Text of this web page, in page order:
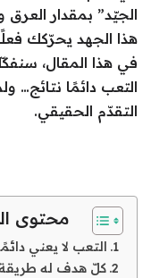
الجيّد” بمقدار العرق
هذا الجهد يحرّكك
في هذا المقال،
التعب دائمًا نتائج…
التقدّم الحقيقي.
محتوى
التعب لا يعني
كلّ هدف له